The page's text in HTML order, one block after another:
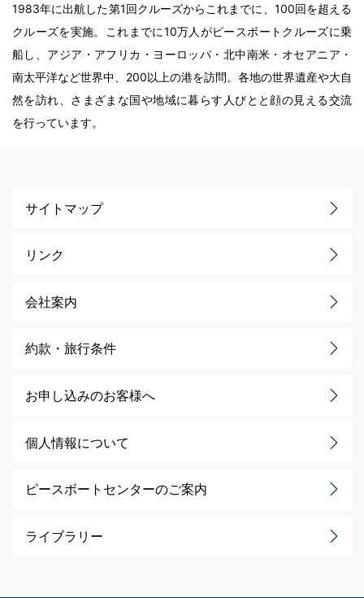
1983年に出航した第1回クルーズからこれまでに、100回を超える
クルーズを実施。これまでに10万人がピースボートクルーズに乗
船し、アジア・アフリカ・ヨーロッパ・北中南米・オセアニア・
南太平洋など世界中、200以上の港を訪問。各地の世界遺産や大自
然を訪れ、さまざまな国や地域に暮らす人びとと顔の見える交流
を行っています。
サイトマップ
リンク
会社案内
約款・旅行条件
お申し込みのお客様へ
個人情報について
ピースボートセンターのご案内
ライブラリー